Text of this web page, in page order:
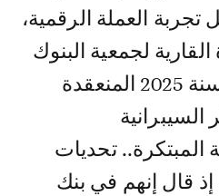
العملة الرقمية،
القارية لجمعية البنوك
المركزية الإفريقية لسنة 2025 المنعقدة
المبتكرة.. تحديات
إذ قال إنهم في بنك